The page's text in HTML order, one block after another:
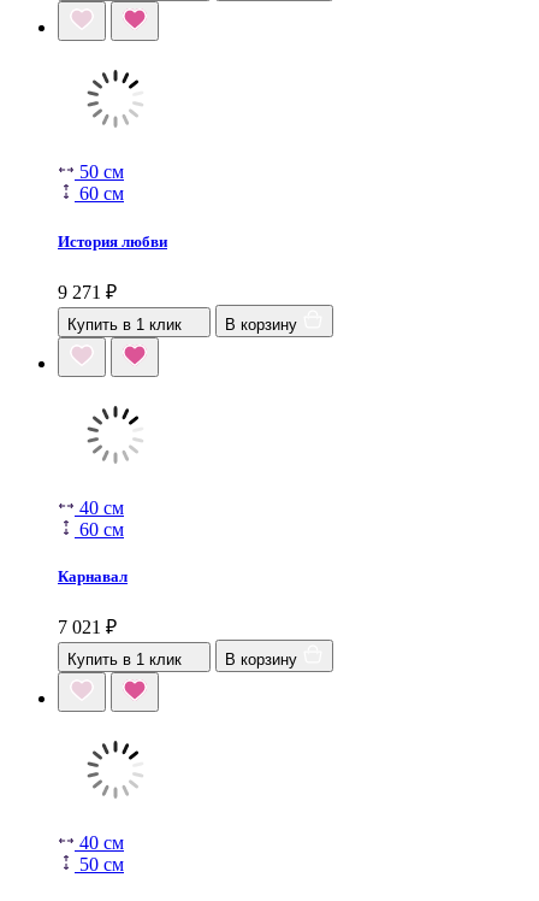
50 см
60 см
История любви
9 271 ₽
Купить в 1 клик В корзину
40 см
60 см
Карнавал
7 021 ₽
Купить в 1 клик В корзину
40 см
50 см